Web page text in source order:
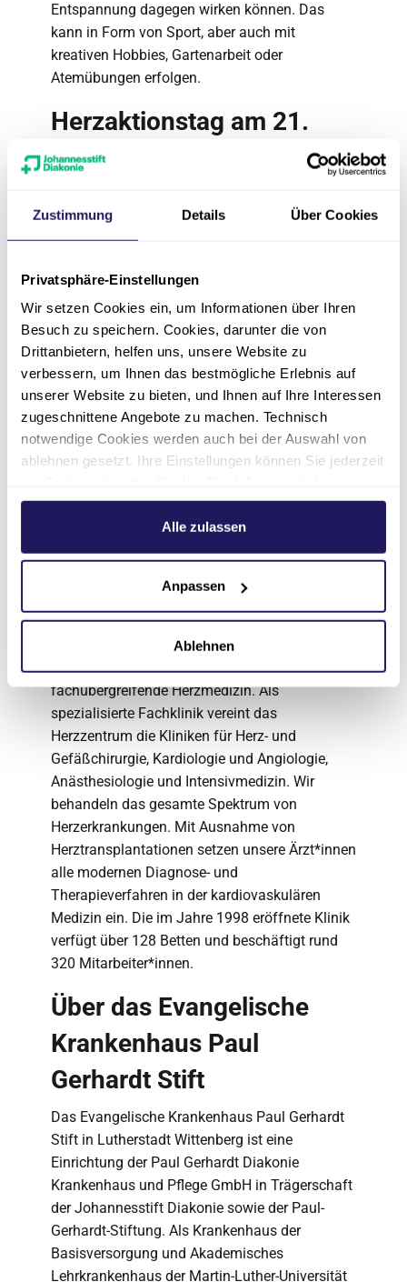
Zustimmung Details Über Cookies
Privatsphäre-Einstellungen
Wir setzen Cookies ein, um Informationen über Ihren
Besuch zu speichern. Cookies, darunter die von
Drittanbietern, helfen uns, unsere Website zu
verbessern, um Ihnen das bestmögliche Erlebnis auf
unserer Website zu bieten, und Ihnen auf Ihre Interessen
zugeschnittene Angebote zu machen. Technisch
notwendige Cookies werden auch bei der Auswahl von
ablehnen gesetzt. Ihre Einstellungen können Sie jederzeit
Weitere Informationen hierzu finden Sie in unserer
.Alle zulassen
Anpassen
Ablehnen
Entspannung dagegen wirken können. Das
kann in Form von Sport, aber auch mit
kreativen Hobbies, Gartenarbeit oder
Atemübungen erfolgen.
Herzaktionstag am 21.
August
ein Herzaktionstag am Evangelischen
Krankenhaus Paul Gerhardt Stift statt. Dazu
stehen, in dem zu den Themen Diabetes und
Herz-Kreislauf- und Nierenerkrankungen
aufgeklärt wird.
Ärzt*innen und Pflegefachkräfte sowie weitere
Mitarbeitende aus dem Paul Gerhardt Stift
sowie aus dem Evangelischen Herzzentrum
Coswig informieren umfassend, führen
verschiedene Messungen – z. B. Blutdruck –
Beratungen möglich.
Über das Evangelische
Herzzentrum Coswig
Das Evangelische Herzzentrum Coswig ist ein
interdisziplinäres Zentrum für kardiovaskuläre
Medizin und steht für moderne sowie
fachübergreifende Herzmedizin. Als
spezialisierte Fachklinik vereint das
Herzzentrum die Kliniken für Herz- und
Gefäßchirurgie, Kardiologie und Angiologie,
Anästhesiologie und Intensivmedizin. Wir
behandeln das gesamte Spektrum von
Herzerkrankungen. Mit Ausnahme von
Herztransplantationen setzen unsere Ärzt*innen
alle modernen Diagnose- und
Therapieverfahren in der kardiovaskulären
Medizin ein. Die im Jahre 1998 eröffnete Klinik
verfügt über 128 Betten und beschäftigt rund
320 Mitarbeiter*innen.
Über das Evangelische
Krankenhaus Paul
Gerhardt Stift
Das Evangelische Krankenhaus Paul Gerhardt
Stift in Lutherstadt Wittenberg ist eine
Einrichtung der Paul Gerhardt Diakonie
Krankenhaus und Pflege GmbH in Trägerschaft
der Johannesstift Diakonie sowie der Paul-
Gerhardt-Stiftung. Als Krankenhaus der
Basisversorgung und Akademisches
Lehrkrankenhaus der Martin-Luther-Universität